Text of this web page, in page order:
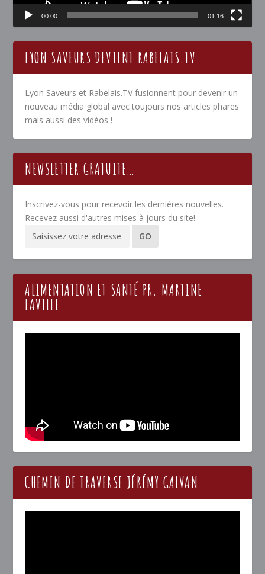
00:00 01:16
LYON SAVEURS DEVIENT RABELAIS.TV
Lyon Saveurs et Rabelais.TV fusionnent pour devenir un
nouveau média global avec toujours nos articles phares
mais aussi des vidéos !
NEWSLETTER GRATUITE…
Inscrivez-vous pour recevoir les dernières nouvelles.
Recevez aussi d'autres mises à jours du site!
ALIMENTATION ET SANTÉ PR. MARTINE
LAVILLE
CHEMIN DE TRAVERSE JÉRÉMY GALVAN